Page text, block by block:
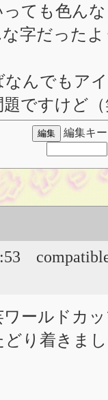
ても色ん
字だった
なんでもア
ですけど
編集キー
ールドカ
り着きま